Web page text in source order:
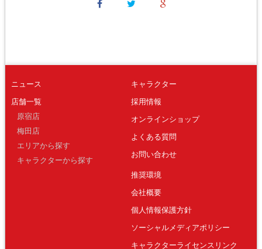
ニュース
店舗一覧
原宿店
梅田店
エリアから探す
キャラクターから探す
キャラクター
採用情報
オンラインショップ
よくある質問
お問い合わせ
推奨環境
会社概要
個人情報保護方針
ソーシャルメディアポリシー
キャラクターライセンスリンク